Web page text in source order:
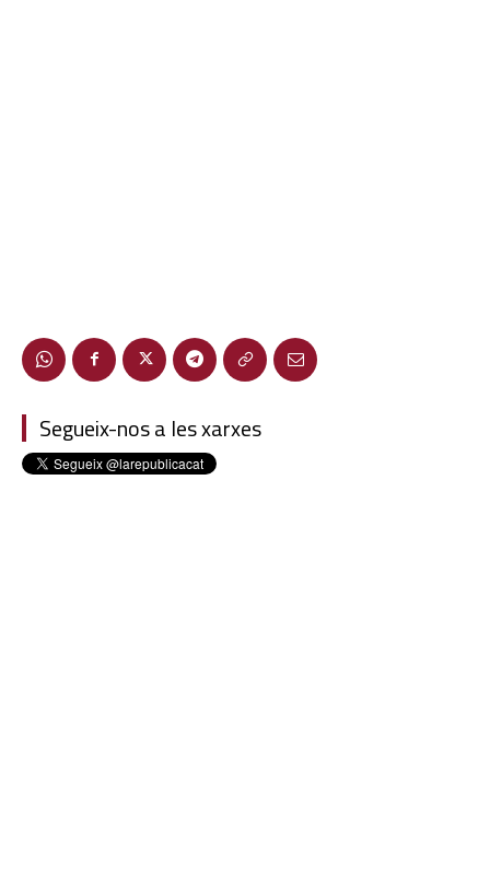
Segueix-nos a les xarxes